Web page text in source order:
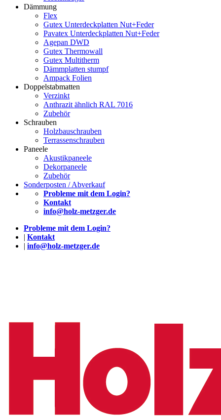
Dämmung
Flex
Gutex Unterdeckplatten Nut+Feder
Pavatex Unterdeckplatten Nut+Feder
Agepan DWD
Gutex Thermowall
Gutex Multitherm
Dämmplatten stumpf
Ampack Folien
Doppelstabmatten
Verzinkt
Anthrazit ähnlich RAL 7016
Zubehör
Schrauben
Holzbauschrauben
Terrassenschrauben
Paneele
Akustikpaneele
Dekorpaneele
Zubehör
Sonderposten / Abverkauf
Probleme mit dem Login?
Kontakt
info@holz-metzger.de
Probleme mit dem Login?
| Kontakt
| info@holz-metzger.de